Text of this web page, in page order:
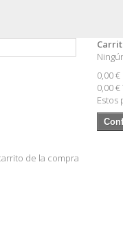
0,00 €
0,00 €
Estos
de la compra